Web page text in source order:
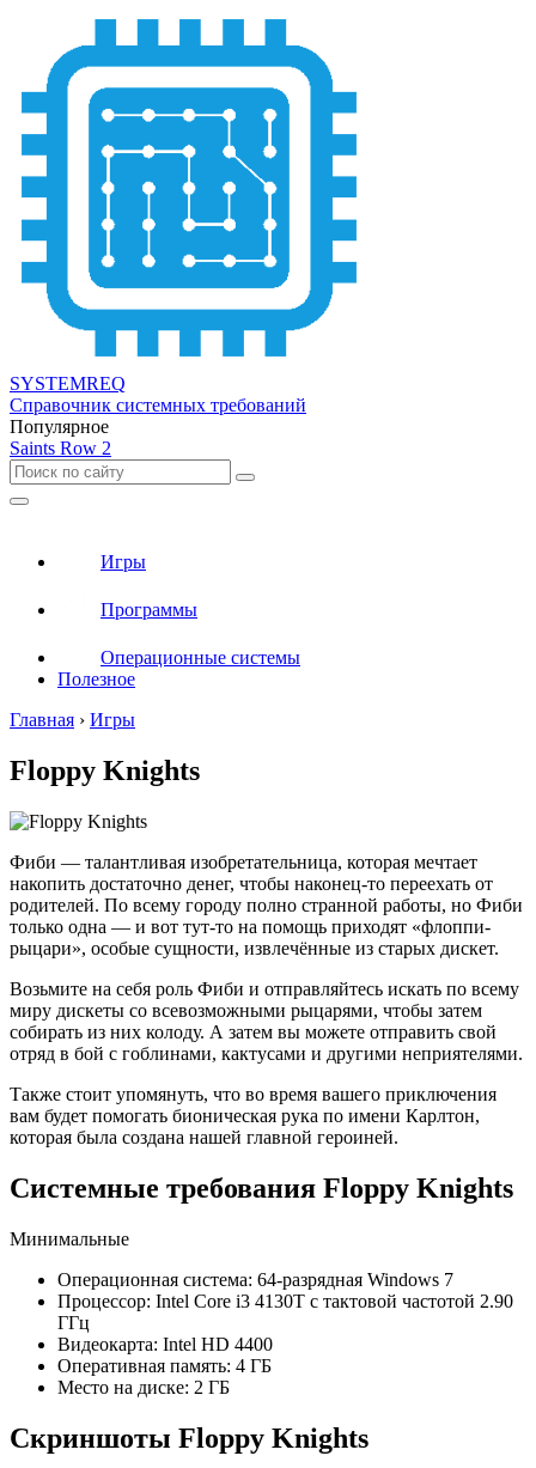
SYSTEMREQ
Справочник системных требований
Популярное
Saints Row 2
Игры
Программы
Операционные системы
Полезное
Главная › Игры
Floppy Knights
Фиби — талантливая изобретательница, которая мечтает
накопить достаточно денег, чтобы наконец-то переехать от
родителей. По всему городу полно странной работы, но Фиби
только одна — и вот тут-то на помощь приходят «флоппи-
рыцари», особые сущности, извлечённые из старых дискет.
Возьмите на себя роль Фиби и отправляйтесь искать по всему
миру дискеты со всевозможными рыцарями, чтобы затем
собирать из них колоду. А затем вы можете отправить свой
отряд в бой с гоблинами, кактусами и другими неприятелями.
Также стоит упомянуть, что во время вашего приключения
вам будет помогать бионическая рука по имени Карлтон,
которая была создана нашей главной героиней.
Системные требования Floppy Knights
Минимальные
Операционная система: 64-разрядная Windows 7
Процессор: Intel Core i3 4130T с тактовой частотой 2.90
ГГц
Видеокарта: Intel HD 4400
Оперативная память: 4 ГБ
Место на диске: 2 ГБ
Скриншоты Floppy Knights